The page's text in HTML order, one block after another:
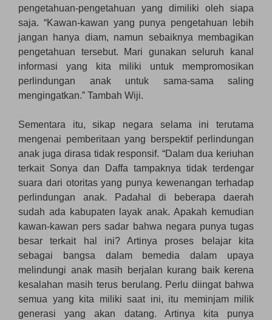
pengetahuan-pengetahuan yang dimiliki oleh siapa
saja. “Kawan-kawan yang punya pengetahuan lebih
jangan hanya diam, namun sebaiknya membagikan
pengetahuan tersebut. Mari gunakan seluruh kanal
informasi yang kita miliki untuk mempromosikan
perlindungan anak untuk sama-sama saling
mengingatkan.” Tambah Wiji.
Sementara itu, sikap negara selama ini terutama
mengenai pemberitaan yang berspektif perlindungan
anak juga dirasa tidak responsif. “Dalam dua keriuhan
terkait Sonya dan Daffa tampaknya tidak terdengar
suara dari otoritas yang punya kewenangan terhadap
perlindungan anak. Padahal di beberapa daerah
sudah ada kabupaten layak anak. Apakah kemudian
kawan-kawan pers sadar bahwa negara punya tugas
besar terkait hal ini? Artinya proses belajar kita
sebagai bangsa dalam bemedia dalam upaya
melindungi anak masih berjalan kurang baik kerena
kesalahan masih terus berulang. Perlu diingat bahwa
semua yang kita miliki saat ini, itu meminjam milik
generasi yang akan datang. Artinya kita punya